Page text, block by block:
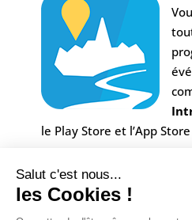
Salut c'est nous...
les Cookies !
le Play Store et l’App